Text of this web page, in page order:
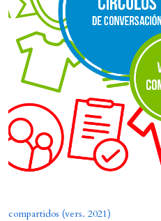
compartidos (vers. 2021)